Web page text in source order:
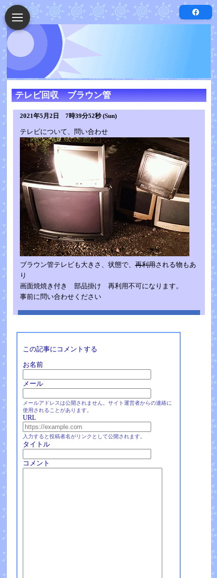
テレビ回収 ブラウン管
2021年5月2日 7時39分52秒 (Sun)
テレビについて、問い合わせ
ブラウン管テレビも大きさ、状態で、再利用される物もあ
り
画面焼焼き付き 部品掛け 再利用不可になります。
事前に問い合わせください
この記事にコメントする
お名前
メール
メールアドレスは公開されません。サイト運営者からの連絡に
使用されることがあります。
URL
入力すると投稿者名がリンクとして公開されます。
タイトル
コメント